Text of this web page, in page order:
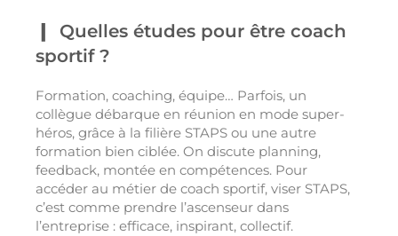
Quelles études pour être coach
sportif ?
Formation, coaching, équipe… Parfois, un
collègue débarque en réunion en mode super-
héros, grâce à la filière STAPS ou une autre
formation bien ciblée. On discute planning,
feedback, montée en compétences. Pour
accéder au métier de coach sportif, viser STAPS,
c’est comme prendre l’ascenseur dans
l’entreprise : efficace, inspirant, collectif.